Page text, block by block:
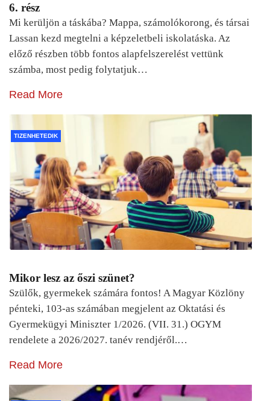
6. rész
Mi kerüljön a táskába? Mappa, számolókorong, és társai
Lassan kezd megtelni a képzeletbeli iskolatáska. Az
előző részben több fontos alapfelszerelést vettünk
számba, most pedig folytatjuk…
Read More
TIZENHETEDIK
Mikor lesz az őszi szünet?
Szülők, gyermekek számára fontos! A Magyar Közlöny
pénteki, 103-as számában megjelent az Oktatási és
Gyermekügyi Miniszter 1/2026. (VII. 31.) OGYM
rendelete a 2026/2027. tanév rendjéről.…
Read More